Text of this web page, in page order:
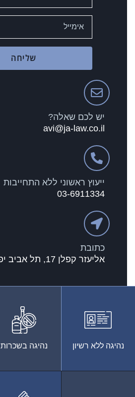
שליחה
יש לכם שאלה?
avi@ja-law.co.il
ייעוץ ראשוני ללא התחייבות
03-6911334
כתובת
אליעזר קפלן 17, תל אביב יפו
נהיגה ללא רשיון נהיגה בשכרות